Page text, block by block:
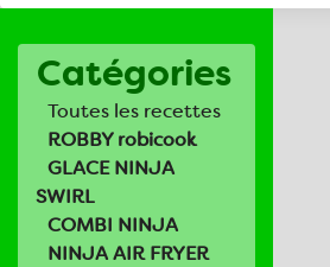
Catégories
Toutes les recettes
ROBBY robicook
GLACE NINJA
SWIRL
COMBI NINJA
NINJA AIR FRYER